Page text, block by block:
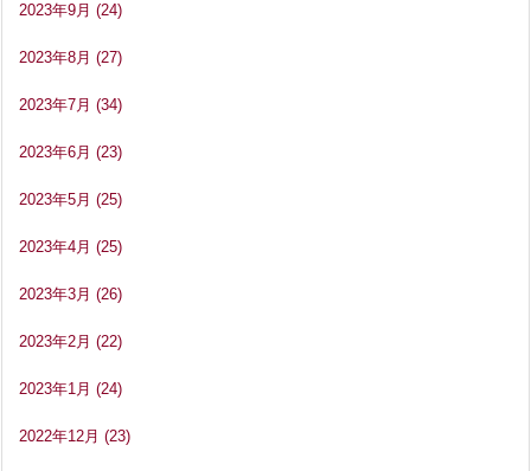
2023年9月 (24)
2023年8月 (27)
2023年7月 (34)
2023年6月 (23)
2023年5月 (25)
2023年4月 (25)
2023年3月 (26)
2023年2月 (22)
2023年1月 (24)
2022年12月 (23)